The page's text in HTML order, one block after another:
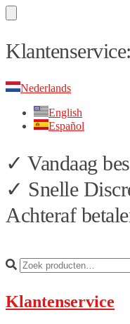
Skip
to
Skip
to
Nederlands
English
Español
✓ Vandaag
✓ Snelle
Achteraf
Klantenservice